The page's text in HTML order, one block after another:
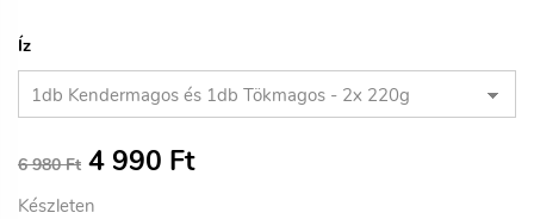
Íz
6 980Ft 4 990 Ft
Készleten